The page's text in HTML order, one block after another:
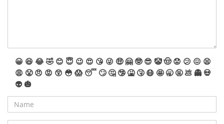
😀 😆 😂🤣 😊 😇 😉 😍 😘 😜 🤑 🤗 🤓 😎 🤡🤠 😟 😕 😖 😫
😩 😤 😠 😡 😲 😳 😱 😴 🙄 🤔 🤥 🤮 🤧 😷 🤩 🥱 🤬 💩 👻 💀
👽 🎃